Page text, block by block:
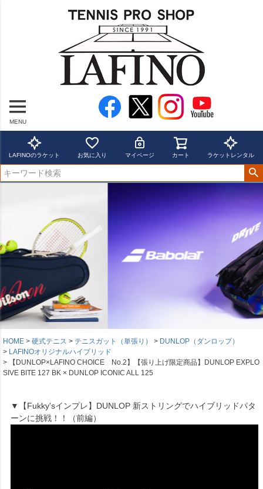
MENU
LAFINOのラケット お気に入り マイページ カート ラケットレンタル
HOME 硬式テニス テニスガット（単張り）
DUNLOP（ダンロップ）
LAFINOオリジナルハイブリッド
【DUNLOP×LAFINO CHOICE No.2】【張り上げ限定商品】DUNLOP EXPLO
SIVE BITE 127 BK × DUNLOP ICONIC ALL 125
▼【Fukky'sインプレ】DUNLOP 新ストリングでハイブリッドパタ
ーンに挑戦！！（前編）